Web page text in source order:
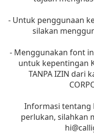
- Untuk penggunaan
silakan
- Menggunakan font
untuk kepentingan
TANPA IZIN dari
Informasi tentang
perlukan, silahkan